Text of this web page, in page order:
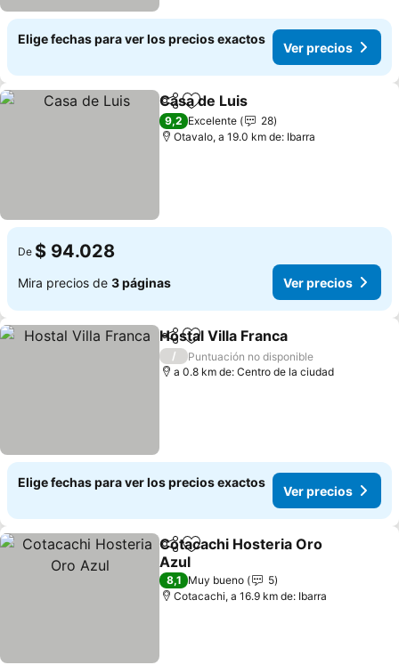
Elige fechas para ver los precios exactos
Ver precios
CompartirAgregar a favoritos
Casa de Luis
9,2 Excelente
28
Otavalo, a 19.0 km de: Ibarra
De $ 94.028
Mira precios de 3 páginas Ver precios
CompartirAgregar a favoritos
Hostal Villa Franca
/
Puntuación no disponible
a 0.8 km de: Centro de la ciudad
Elige fechas para ver los precios exactos
Ver precios
CompartirAgregar a favoritos
Cotacachi Hosteria Oro
Azul
8,1 Muy bueno
5
Cotacachi, a 16.9 km de: Ibarra